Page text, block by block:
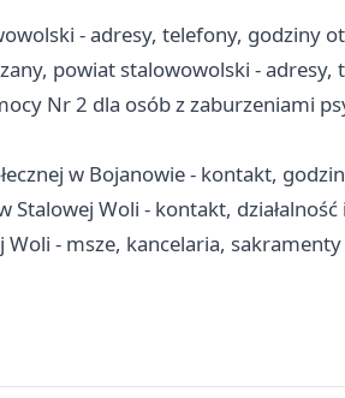
- adresy, telefony, godziny
powiat stalowowolski -
Nr 2 dla osób z zaburzeniami
w Bojanowie - kontakt,
Woli - kontakt, działalność
Woli - msze, kancelaria, sakramenty